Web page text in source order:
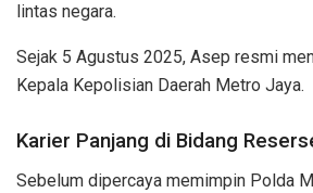
lintas negara.
Sejak 5 Agustus 2025, Asep resmi
Kepala Kepolisian Daerah Metro Jaya.
Karier Panjang di Bidang
Sebelum dipercaya memimpin Polda